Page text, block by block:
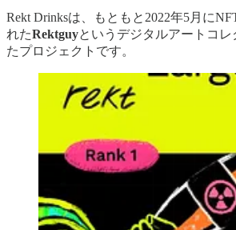
Rekt Drinksは、もともと2022年5月に
れたRektguyというデジタルアートコ
たプロジェクトです。